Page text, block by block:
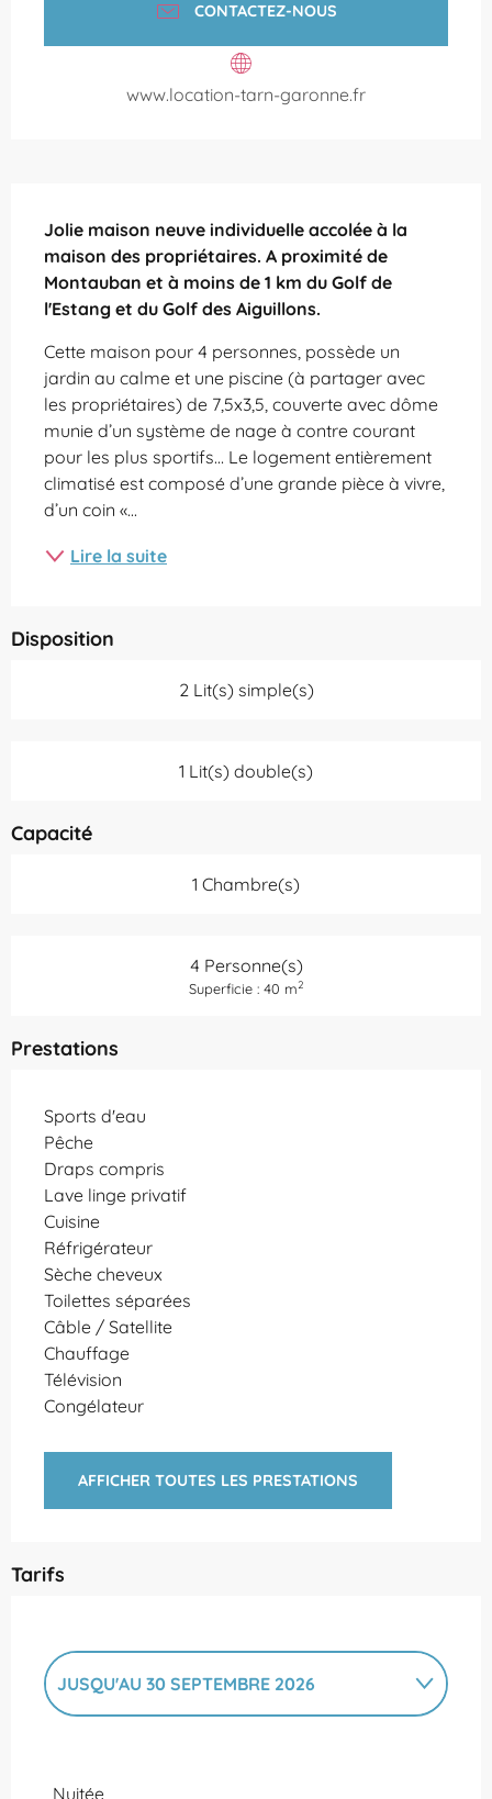
CONTACTEZ-NOUS
www.location-tarn-garonne.fr
Jolie maison neuve individuelle accolée à la
maison des propriétaires. A proximité de
Montauban et à moins de 1 km du Golf de
l'Estang et du Golf des Aiguillons.
Cette maison pour 4 personnes, possède un
jardin au calme et une piscine (à partager avec
les propriétaires) de 7,5x3,5, couverte avec dôme
munie d’un système de nage à contre courant
pour les plus sportifs… Le logement entièrement
climatisé est composé d’une grande pièce à vivre,
d’un coin «...
Lire la suite
Disposition
2 Lit(s) simple(s)
1 Lit(s) double(s)
Capacité
1 Chambre(s)
4 Personne(s)
Superficie : 40 m2
Prestations
Sports d'eau
Pêche
Draps compris
Lave linge privatif
Cuisine
Réfrigérateur
Sèche cheveux
Toilettes séparées
Câble / Satellite
Chauffage
Télévision
Congélateur
AFFICHER TOUTES LES PRESTATIONS
Tarifs
JUSQU'AU 30 SEPTEMBRE 2026
Nuitée